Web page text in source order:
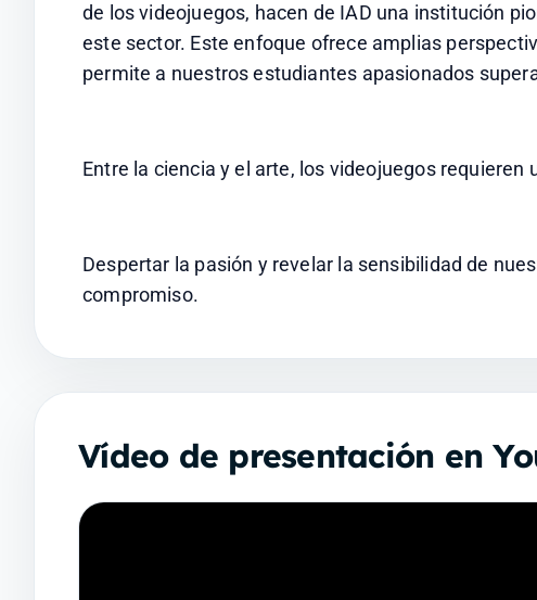
de los videojuegos, hacen de IAD una institución
este sector. Este enfoque ofrece amplias
permite a nuestros estudiantes apasionados
Entre la ciencia y el arte, los videojuegos
Despertar la pasión y revelar la sensibilidad de
compromiso.
Vídeo de presentación en